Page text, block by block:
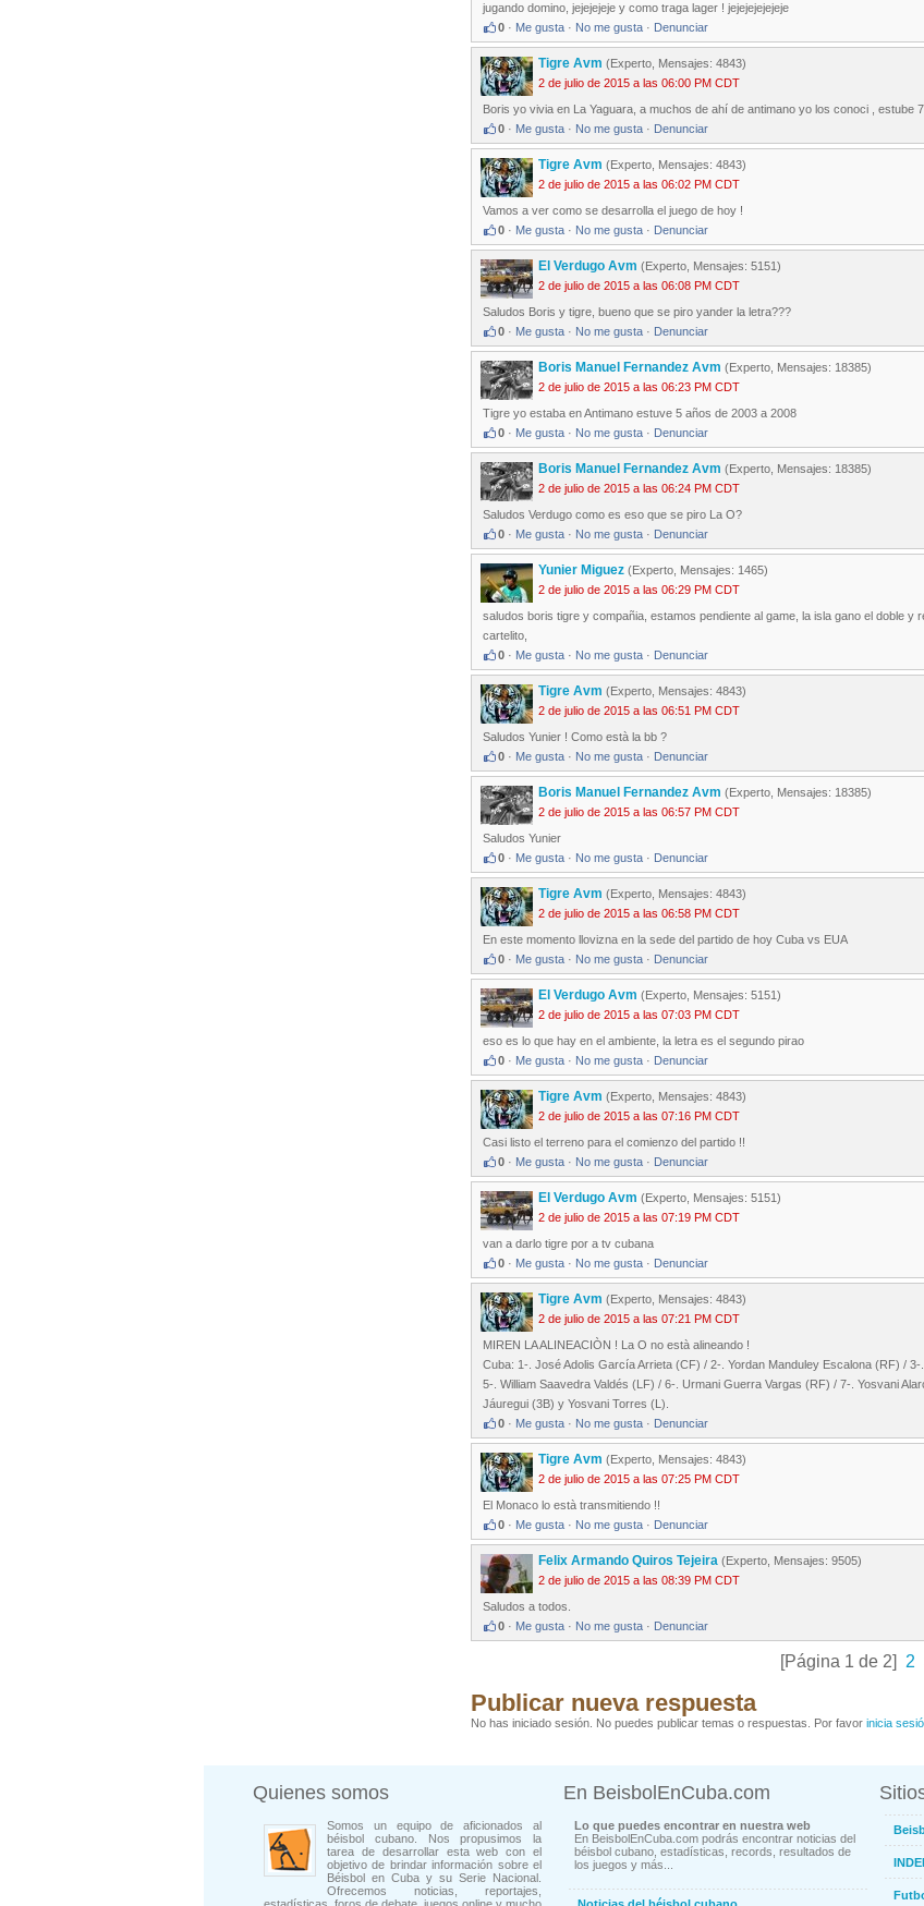
jugando domino, jejejejeje y como traga lager ! jejejejejejeje
0 · Me gusta · No me gusta · Denunciar
Tigre Avm (Experto, Mensajes: 4843)
2 de julio de 2015 a las 06:00 PM CDT
Boris yo vivia en La Yaguara, a muchos de ahí de antimano yo los conoci , estube
0 · Me gusta · No me gusta · Denunciar
Tigre Avm (Experto, Mensajes: 4843)
2 de julio de 2015 a las 06:02 PM CDT
Vamos a ver como se desarrolla el juego de hoy !
0 · Me gusta · No me gusta · Denunciar
El Verdugo Avm (Experto, Mensajes: 5151)
2 de julio de 2015 a las 06:08 PM CDT
Saludos Boris y tigre, bueno que se piro yander la letra???
0 · Me gusta · No me gusta · Denunciar
Boris Manuel Fernandez Avm (Experto, Mensajes: 18385)
2 de julio de 2015 a las 06:23 PM CDT
Tigre yo estaba en Antimano estuve 5 años de 2003 a 2008
0 · Me gusta · No me gusta · Denunciar
Boris Manuel Fernandez Avm (Experto, Mensajes: 18385)
2 de julio de 2015 a las 06:24 PM CDT
Saludos Verdugo como es eso que se piro La O?
0 · Me gusta · No me gusta · Denunciar
Yunier Miguez (Experto, Mensajes: 1465)
2 de julio de 2015 a las 06:29 PM CDT
saludos boris tigre y compañia, estamos pendiente al game, la isla gano el doble
cartelito,
0 · Me gusta · No me gusta · Denunciar
Tigre Avm (Experto, Mensajes: 4843)
2 de julio de 2015 a las 06:51 PM CDT
Saludos Yunier ! Como està la bb ?
0 · Me gusta · No me gusta · Denunciar
Boris Manuel Fernandez Avm (Experto, Mensajes: 18385)
2 de julio de 2015 a las 06:57 PM CDT
Saludos Yunier
0 · Me gusta · No me gusta · Denunciar
Tigre Avm (Experto, Mensajes: 4843)
2 de julio de 2015 a las 06:58 PM CDT
En este momento llovizna en la sede del partido de hoy Cuba vs EUA
0 · Me gusta · No me gusta · Denunciar
El Verdugo Avm (Experto, Mensajes: 5151)
2 de julio de 2015 a las 07:03 PM CDT
eso es lo que hay en el ambiente, la letra es el segundo pirao
0 · Me gusta · No me gusta · Denunciar
Tigre Avm (Experto, Mensajes: 4843)
2 de julio de 2015 a las 07:16 PM CDT
Casi listo el terreno para el comienzo del partido !!
0 · Me gusta · No me gusta · Denunciar
El Verdugo Avm (Experto, Mensajes: 5151)
2 de julio de 2015 a las 07:19 PM CDT
van a darlo tigre por a tv cubana
0 · Me gusta · No me gusta · Denunciar
Tigre Avm (Experto, Mensajes: 4843)
2 de julio de 2015 a las 07:21 PM CDT
MIREN LA ALINEACIÒN ! La O no està alineando !
Cuba: 1-. José Adolis García Arrieta (CF) / 2-. Yordan Manduley Escalona (RF) /
5-. William Saavedra Valdés (LF) / 6-. Urmani Guerra Vargas (RF) / 7-. Yosvani
Jáuregui (3B) y Yosvani Torres (L).
0 · Me gusta · No me gusta · Denunciar
Tigre Avm (Experto, Mensajes: 4843)
2 de julio de 2015 a las 07:25 PM CDT
El Monaco lo està transmitiendo !!
0 · Me gusta · No me gusta · Denunciar
Felix Armando Quiros Tejeira (Experto, Mensajes: 9505)
2 de julio de 2015 a las 08:39 PM CDT
Saludos a todos.
0 · Me gusta · No me gusta · Denunciar
[Página 1 de 2] 2
Publicar nueva respuesta
No has iniciado sesión. No puedes publicar temas o respuestas. Por favor inicia
Quienes somos
Somos un equipo de aficionados al
béisbol cubano. Nos propusimos la
tarea de desarrollar esta web con el
objetivo de brindar información sobre el
Béisbol en Cuba y su Serie Nacional.
Ofrecemos noticias, reportajes,
En BeisbolEnCuba.com
Lo que puedes encontrar en nuestra web
En BeisbolEnCuba.com podrás encontrar noticias del
béisbol cubano, estadísticas, records, resultados de
los juegos y más...